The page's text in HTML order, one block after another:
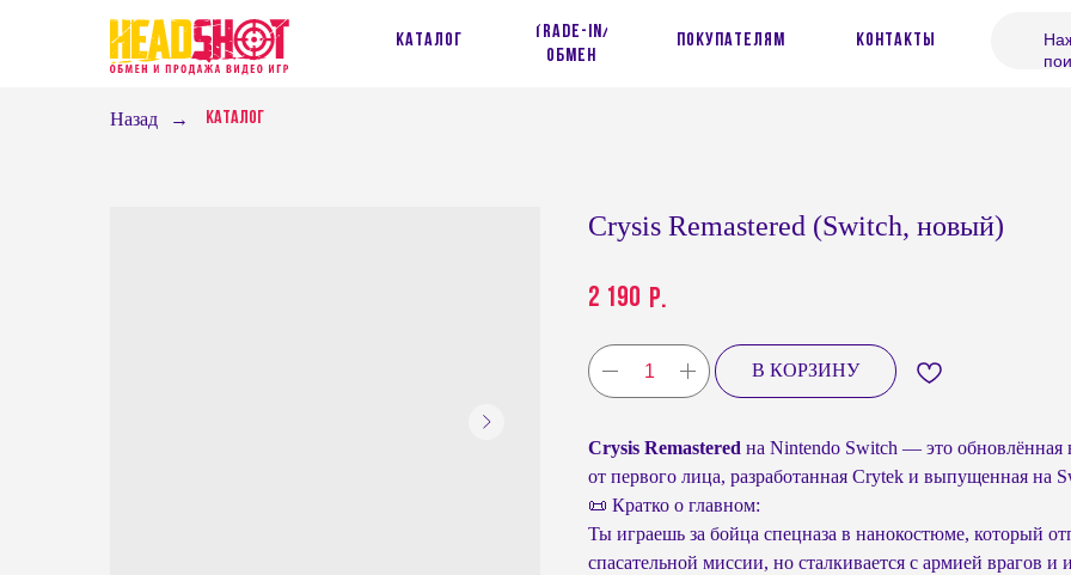
Каталог
Trade-in/
обмен
покупателям контакты
Назад → Каталог
Crysis Remastered (Switch, новый)
2 190 р.
В КОРЗИНУ
Crysis Remastered на Nintendo Switch — это обновлённая
от первого лица, разработанная Crytek и выпущенная на
📜 Кратко о главном:
Ты играешь за бойца спецназа в нанокостюме, который
спасательной миссии, но сталкивается с армией врагов и